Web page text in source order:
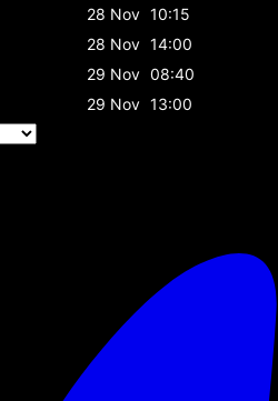
28 Nov 10:15
28 Nov 14:00
29 Nov 08:40
29 Nov 13:00